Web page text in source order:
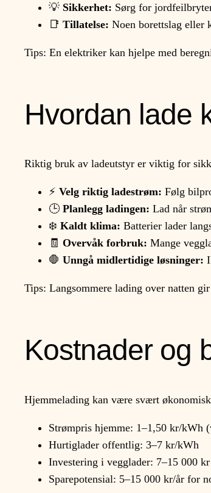
💡 Sikkerhet: Sørg for
📑 Tillatelse: Noen borettslag eller
Tips: En elektriker kan hjelpe med
Hvordan lade
Riktig bruk av ladeutstyr er viktig for
⚡ Velg riktig ladestrøm: Følg
🕒 Planlegg ladingen: Lad når
❄️ Kaldt klima: Batterier lader
🧾 Overvåk forbruk: Mange
🛑 Unngå midlertidige løsninger:
Tips: Langsommere lading over natten
Kostnader og
Hjemmelading kan være svært
Strømpris hjemme: 1–1,50 kr/kWh
Hurtiglader offentlig: 3–7 kr/kWh
Investering i vegglader: 7–15 000
Sparepotensial: 5–15 000 kr/år for